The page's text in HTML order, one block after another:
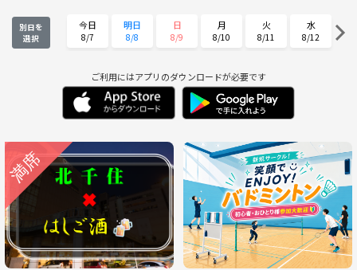
別日を
選択
今日
8/7
明日
8/8
日
8/9
月
8/10
火
8/11
水
8/12
8/13 8/14 8/15 8/16 8/17
水
8/19
木
8/20
土
8/22
日
8/23
8/27 8/28 8/29 8/30
月
8/31
水 木
9/3
金
9/4
土
9/5
ご利用にはアプリのダウンロードが必要です